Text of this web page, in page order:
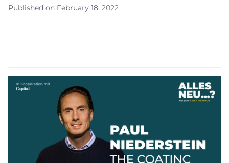
Published on February 18, 2022